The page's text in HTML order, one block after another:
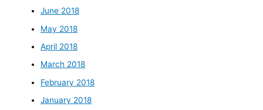
June 2018
May 2018
April 2018
March 2018
February 2018
January 2018